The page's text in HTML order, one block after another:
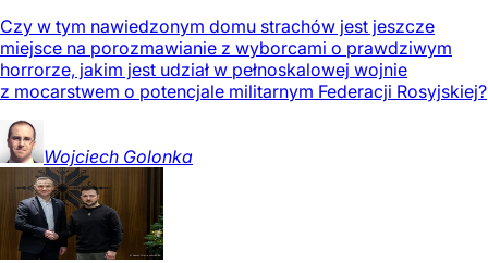
Czy w tym nawiedzonym domu strachów jest jeszcze
miejsce na porozmawianie z wyborcami o prawdziwym
horrorze, jakim jest udział w pełnoskalowej wojnie
z mocarstwem o potencjale militarnym Federacji Rosyjskiej?
Wojciech Golonka